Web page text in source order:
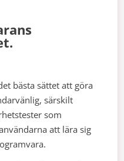
bästa sättet att göra
särskilt
som
att lära sig